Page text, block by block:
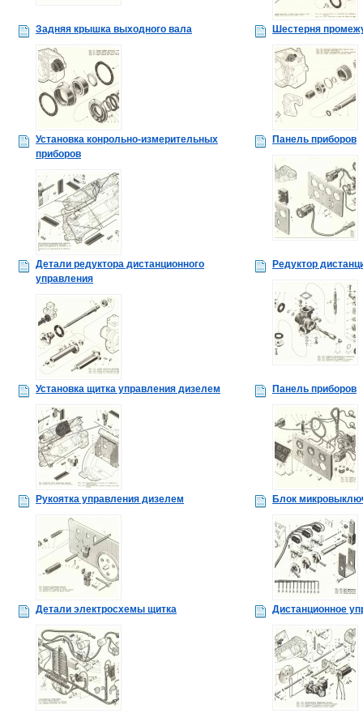
Задняя крышка выходного вала Шестерня
Установка конрольно-измерительных
приборов
Панель приборов
Детали редуктора дистанционного
управления
Редуктор
Установка щитка управления дизелем Панель приборов
Рукоятка управления дизелем Блок
Детали электросхемы щитка Дистанционное